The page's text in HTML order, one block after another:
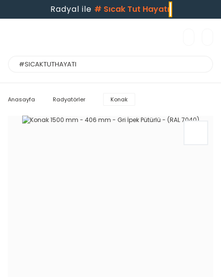
Radyal ile # Sıcak Tut Hayatı
Anasayfa Radyatörler Konak